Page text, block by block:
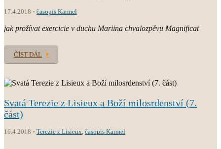
17.4.2018 časopis Karmel
jak prožívat exercicie v duchu Mariina chvalozpěvu Magnificat
ČÍST DÁL
Svatá Terezie z Lisieux a Boží milosrdenství (7.
část)
16.4.2018 Terezie z Lisieux časopis Karmel